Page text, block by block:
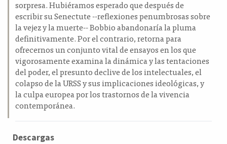
sorpresa. Hubiéramos esperado que después de
escribir su Senectute --reflexiones penumbrosas sobre
la vejez y la muerte-- Bobbio abandonaría la pluma
definitivamente. Por el contrario, retorna para
ofrecernos un conjunto vital de ensayos en los que
vigorosamente examina la dinámica y las tentaciones
del poder, el presunto declive de los intelectuales, el
colapso de la URSS y sus implicaciones ideológicas, y
la culpa europea por los trastornos de la vivencia
contemporánea.
Descargas